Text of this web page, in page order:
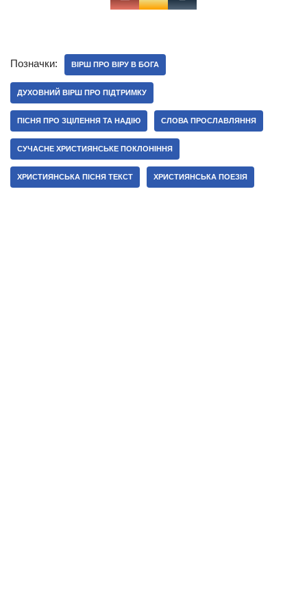
Позначки: ВІРШ ПРО ВІРУ В БОГА
ДУХОВНИЙ ВІРШ ПРО ПІДТРИМКУ
ПІСНЯ ПРО ЗЦІЛЕННЯ ТА НАДІЮ СЛОВА ПРОСЛАВЛЯННЯ
СУЧАСНЕ ХРИСТИЯНСЬКЕ ПОКЛОНІННЯ
ХРИСТИЯНСЬКА ПІСНЯ ТЕКСТ ХРИСТИЯНСЬКА ПОЕЗІЯ